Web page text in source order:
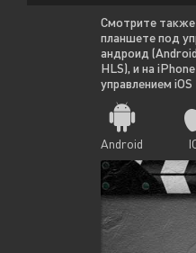
Смотрите
планшете под
андроид
HLS), и на
управлением iOS
Android